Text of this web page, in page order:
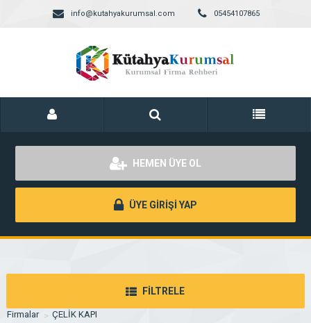
info@kutahyakurumsal.com 05454107865
HEMEN ÜYE OL
ÜYE GİRİŞİ YAP
FİLTRELE
Firmalar ÇELİK KAPI